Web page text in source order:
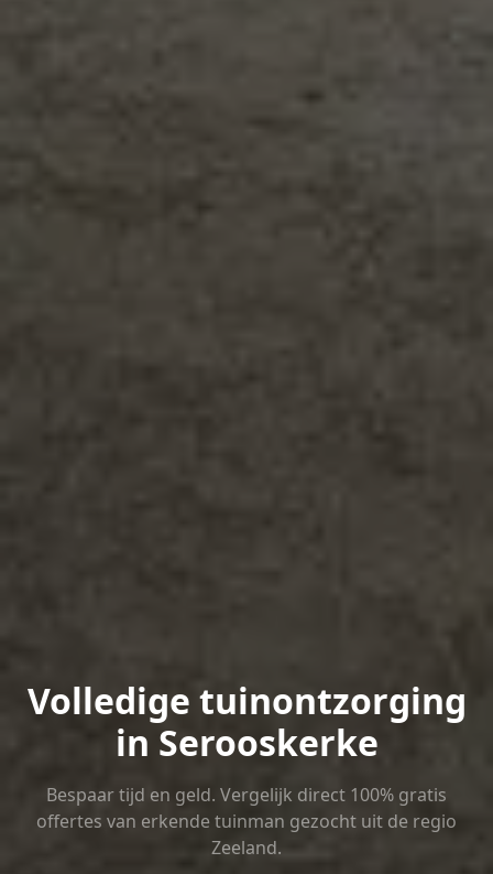
Volledige tuinontzorging
in Serooskerke
Bespaar tijd en geld. Vergelijk direct 100% gratis
offertes van erkende tuinman gezocht uit de regio
Zeeland.